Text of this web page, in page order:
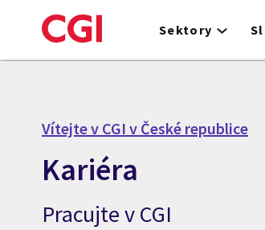
to
Sektory
Vítejte v CGI v České republice
Kariéra
Pracujte v CGI